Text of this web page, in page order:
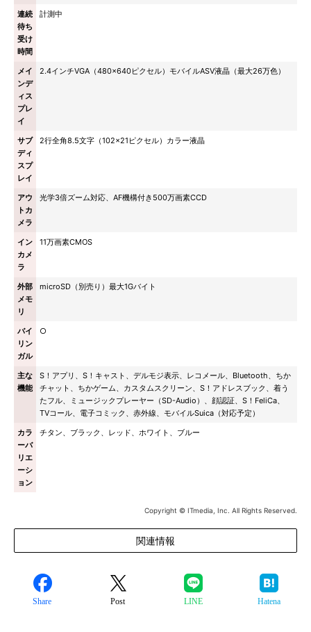
連続
待ち
受け
時間
計測中
メイ
ンデ
ィス
プレ
イ
2.4インチVGA（480×640ピクセル）モバイルASV液晶（最大26万色）
サブ
ディ
スプ
レイ
2行全角8.5文字（102×21ピクセル）カラー液晶
アウ
トカ
メラ
光学3倍ズーム対応、AF機構付き500万画素CCD
イン
カメ
ラ
11万画素CMOS
外部
メモ
リ
microSD（別売り）最大1Gバイト
バイ
リン
ガル
○
主な
機能
S！アプリ、S！キャスト、デルモジ表示、レコメール、Bluetooth、ちか
チャット、ちかゲーム、カスタムスクリーン、S！アドレスブック、着う
たフル、ミュージックプレーヤー（SD-Audio）、顔認証、S！FeliCa、
TVコール、電子コミック、赤外線、モバイルSuica（対応予定）
カラ
ーバ
リエ
ーシ
ョン
チタン、ブラック、レッド、ホワイト、ブルー
Copyright © ITmedia, Inc. All Rights Reserved.
関連情報
Share Post LINE Hatena